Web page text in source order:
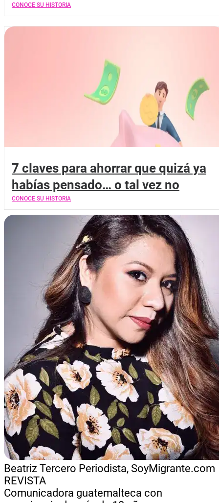
CONOCE SU HISTORIA
7 claves para ahorrar que quizá ya
habías pensado… o tal vez no
CONOCE SU HISTORIA
Beatriz Tercero Periodista, SoyMigrante.com
REVISTA
Comunicadora guatemalteca con